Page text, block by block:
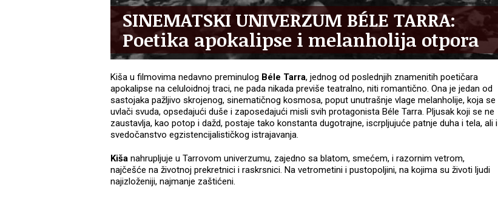
SINEMATSKI UNIVERZUM BÉLE TARRA:
Poetika apokalipse i melanholija otpora
Kiša u filmovima nedavno preminulog Béle Tarra, jednog od poslednjih znamenitih poetičara
apokalipse na celuloidnoj traci, ne pada nikada previše teatralno, niti romantično. Ona je jedan od
sastojaka pažljivo skrojenog, sinematičnog kosmosa, poput unutrašnje vlage melanholije, koja se
uvlači svuda, opsedajući duše i zaposedajući misli svih protagonista Béle Tarra. Pljusak koji se ne
zaustavlja, kao potop i dažd, postaje tako konstanta dugotrajne, iscrpljujuće patnje duha i tela, ali i
svedočanstvo egzistencijalističkog istrajavanja.
Kiša nahrupljuje u Tarrovom univerzumu, zajedno sa blatom, smećem, i razornim vetrom,
najčešće na životnoj prekretnici i raskrsnici. Na vetrometini i pustopoljini, na kojima su životi ljudi
najizloženiji, najmanje zaštićeni.